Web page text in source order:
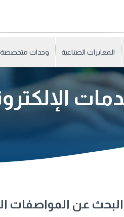
المعايرات الصناعية وحدات متخصصة
عن المواصفات